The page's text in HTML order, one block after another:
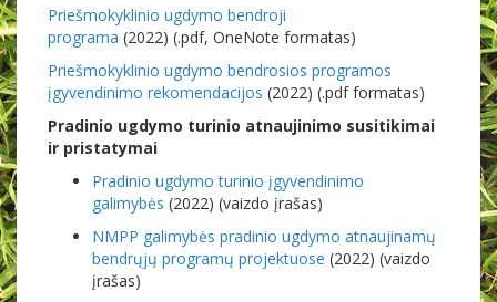
Priešmokyklinio ugdymo bendroji
programa (2022) (.pdf, OneNote formatas)
Priešmokyklinio ugdymo bendrosios programos
įgyvendinimo rekomendacijos (2022) (.pdf formatas)
Pradinio ugdymo turinio atnaujinimo susitikimai
ir pristatymai
Pradinio ugdymo turinio įgyvendinimo
galimybės (2022) (vaizdo įrašas)
NMPP galimybės pradinio ugdymo atnaujinamų
bendrųjų programų projektuose (2022) (vaizdo
įrašas)